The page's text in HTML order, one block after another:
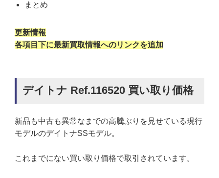
まとめ
更新情報
各項目下に最新買取情報へのリンクを追加
デイトナ Ref.116520 買い取り価格
新品も中古も異常なまでの高騰ぶりを見せている現行
モデルのデイトナSSモデル。
これまでにない買い取り価格で取引されています。